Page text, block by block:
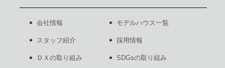
会社情報 モデルハウス一覧
スタッフ紹介 採用情報
ＤＸの取り組み SDGsの取り組み